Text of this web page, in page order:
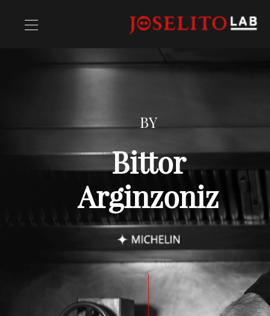
Receitas
Chefs
BY
Bittor
Arginzoniz